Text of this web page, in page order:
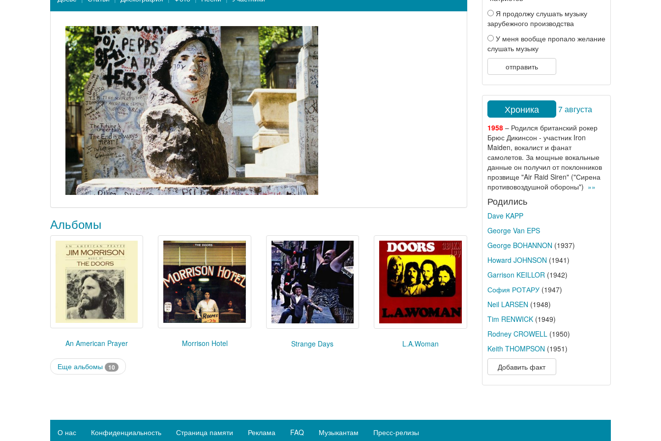
Альбомы
An American Prayer Morrison Hotel Strange Days L.A.Woman
Еще альбомы 10
Я продолжу слушать музыку
зарубежного производства
У меня вообще пропало желание
слушать музыку
отправить
Хроника 7 августа
1958– Родился британский рокер
Брюс Дикинсон - участник Iron
Maiden, вокалист и фанат
самолетов. За мощные вокальные
данные он получил от поклонников
прозвище "Air Raid Siren" ("Сирена
противовоздушной обороны") »»
Родились
Dave KAPP
George Van EPS
George BOHANNON (1937)
Howard JOHNSON (1941)
Garrison KEILLOR(1942)
София РОТАРУ(1947)
Neil LARSEN (1948)
Tim RENWICK(1949)
Rodney CROWELL(1950)
Keith THOMPSON (1951)
Добавить факт
О нас Конфиденциальность Страница памяти Реклама FAQ Музыкантам Пресс-релизы